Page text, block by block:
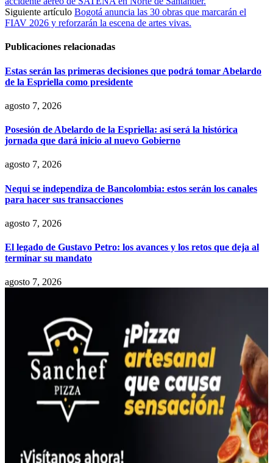
Siguiente artículo Bogotá anuncia las 30 obras que marcarán el
FIAV 2026 y reforzarán la escena de artes vivas.
Publicaciones relacionadas
Estas serán las primeras decisiones que podrá tomar Abelardo
de la Espriella como presidente
agosto 7, 2026
Posesión de Abelardo de la Espriella: así será la histórica
jornada que dará inicio al nuevo Gobierno
agosto 7, 2026
Nequi se independiza de Bancolombia: estos serán los canales
para hacer sus transacciones
agosto 7, 2026
El legado de Gustavo Petro: los avances y los retos que deja al
terminar su mandato
agosto 7, 2026